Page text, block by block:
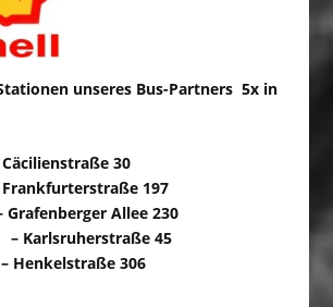
unseres Bus-Partners5x in
30
197
Allee 230
45
306